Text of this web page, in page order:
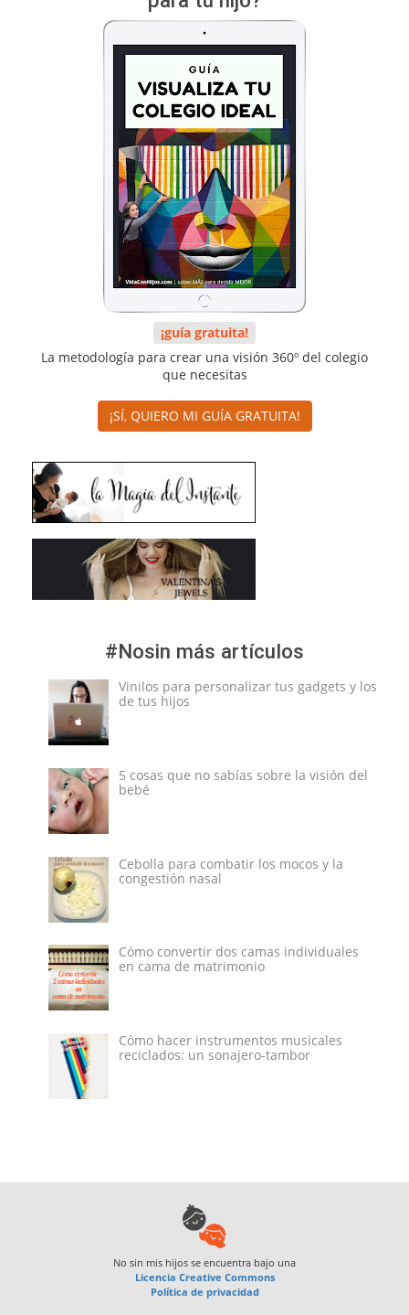
¡guía gratuita!
La metodología para crear una visión 360º del colegio
que necesitas
¡SÍ, QUIERO MI GUÍA GRATUITA!
#Nosin más artículos
Vinilos para personalizar tus gadgets y los
de tus hijos
5 cosas que no sabías sobre la visión del
bebé
Cebolla para combatir los mocos y la
congestión nasal
Cómo convertir dos camas individuales
en cama de matrimonio
Cómo hacer instrumentos musicales
reciclados: un sonajero-tambor
No sin mis hijos se encuentra bajo una
Licencia Creative Commons
Política de privacidad